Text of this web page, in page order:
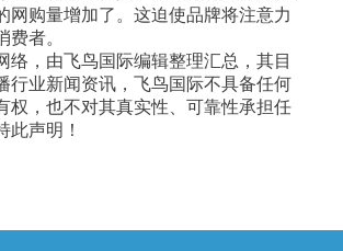
网购量增加了。这迫使品牌将注意力
费者。
络，由飞鸟国际编辑整理汇总，其目
行业新闻资讯，飞鸟国际不具备任何
权，也不对其真实性、可靠性承担任
此声明！